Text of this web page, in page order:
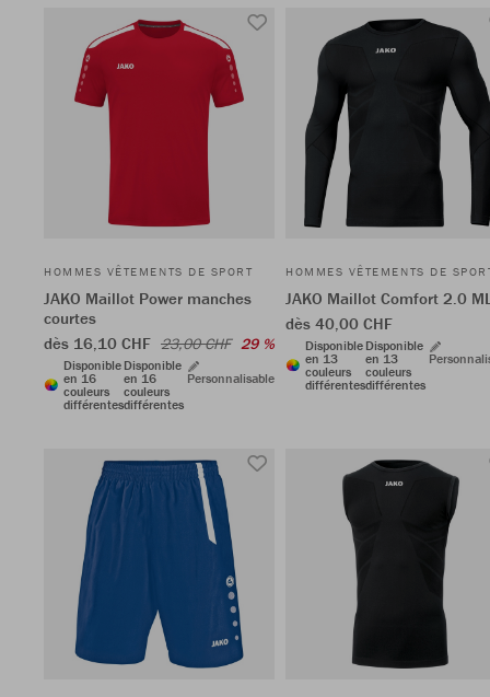
HOMMES VÊTEMENTS DE SPORT
JAKO Maillot Power manches
courtes
dès 16,10 CHF 23,00 CHF 29 %
Disponible
en 16
couleurs
différentes
Disponible
en 16
couleurs
différentes
Personnalisable
HOMMES VÊTEMENTS DE
JAKO Maillot Comfort 2.0
dès 40,00 CHF
Disponible
en 13
couleurs
différentes
Disponible
en 13
couleurs
différentes